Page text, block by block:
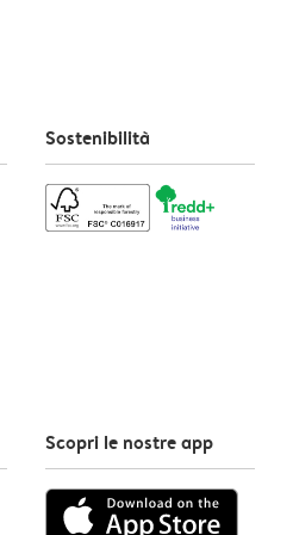
Sostenibilità
Scopri le nostre app